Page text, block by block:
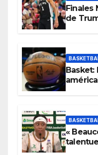
Finales
de
Basket:
«